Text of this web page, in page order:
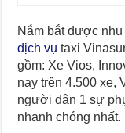
Nắm bắt được
dịch vụ taxi
gồm: Xe Vios,
nay trên 4.500 xe,
người dân 1 sự
nhanh chóng nhất.